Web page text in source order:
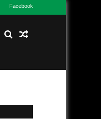
Facebook